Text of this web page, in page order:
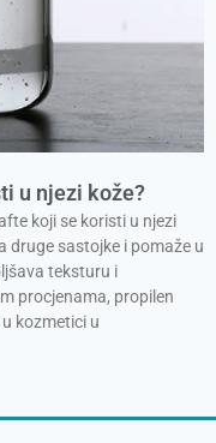
u njezi kože?
koji se koristi u njezi
druge sastojke i pomaže u
teksturu i
procjenama, propilen
kozmetici u